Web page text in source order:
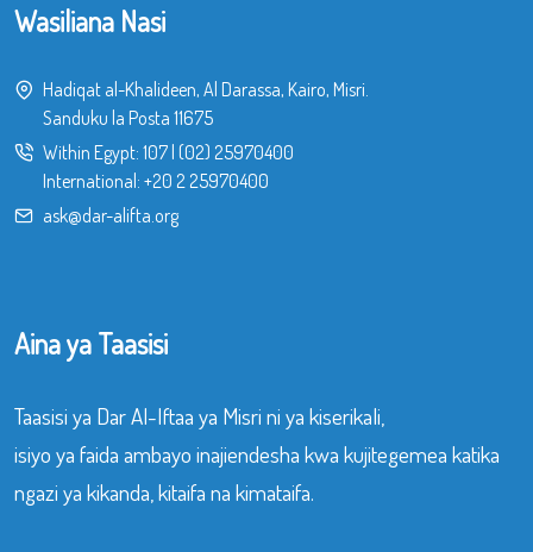
Wasiliana Nasi
Hadiqat al-Khalideen, Al Darassa, Kairo, Misri.
Sanduku la Posta 11675
Within Egypt: 107| (02) 25970400
International: +20 2 25970400
ask@dar-alifta.org
Aina ya Taasisi
Taasisi ya Dar Al-Iftaa ya Misri ni ya kiserikali,
isiyo ya faida ambayo inajiendesha kwa kujitegemea katika
ngazi ya kikanda, kitaifa na kimataifa.